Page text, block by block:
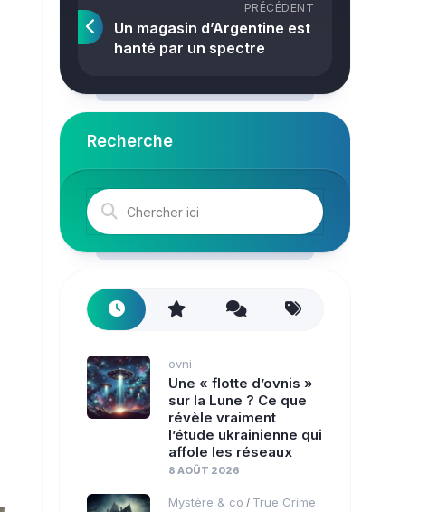
PRÉCÉDENT
Un magasin d’Argentine est
hanté par un spectre
Recherche
ovni
Une « flotte d’ovnis »
sur la Lune ? Ce que
révèle vraiment
l’étude ukrainienne qui
affole les réseaux
8 AOÛT 2026
Mystère & co / True Crime